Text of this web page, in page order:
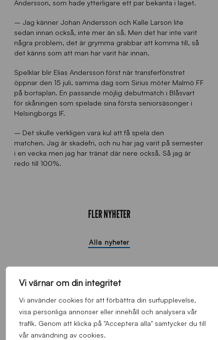
Vi värnar om din integritet
Vi använder cookies för att förbättra din surfupplevelse,
visa personliga annonser eller innehåll och analysera vår
trafik. Genom att klicka på "Acceptera alla" samtycker du till
vår användning av cookies.
Andersson, som hade ytterligare ett par bekanta i laget.
– Jag känner Johan Andersson och Kalle Larson lite
sedan innan också, inte mer än så. Men det har inte varit
några problem, det är grymma grabbar att komma till, så
det känns som att man har varit här innan.
Spelklar blir Elias Andersson först när transferfönstret
öppnar den 15 juli, samma dag som Sirius möter Malmö FF
på bortaplan. En passande möjlig debutmatch i Blåsvart
för skåningen som spelade sina första seniorsäsonger i
Helsingborgs IF.
– Det skulle verkligen vara kul att få spela den
matchen. Jag är skadefri, och nu har jag varit på semester
i en vecka men jag har tränat där nere också. Så jag är
redo till 100%.
FLER NYHETER
Alla nyheter